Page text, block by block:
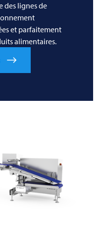
des lignes de
et parfaitement
alimentaires.